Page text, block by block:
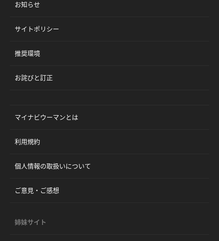
お知らせ
サイトポリシー
推奨環境
お詫びと訂正
マイナビウーマンとは
利用規約
個人情報の取扱いについて
ご意見・ご感想
姉妹サイト